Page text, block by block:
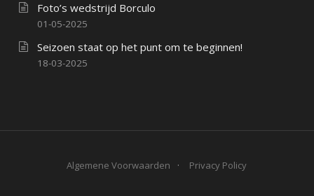
Foto’s wedstrijd Borculo
01-05-2025
Seizoen staat op het punt om te beginnen!
18-03-2025
Algemene Voorwaarden Privacy Policy